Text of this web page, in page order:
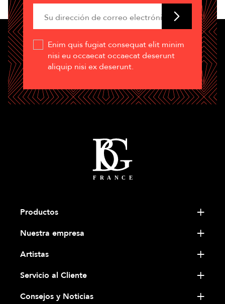
Enim quis fugiat consequat elit minim
nisi eu occaecat occaecat deserunt
aliquip nisi ex deserunt.
Productos
Nuestra empresa
Artistas
Servicio al Cliente
Consejos y Noticias